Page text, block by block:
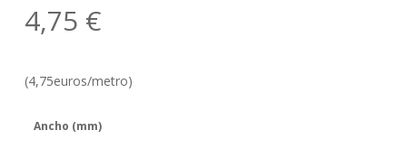
4,75 €
(4,75euros/metro)
Ancho (mm)